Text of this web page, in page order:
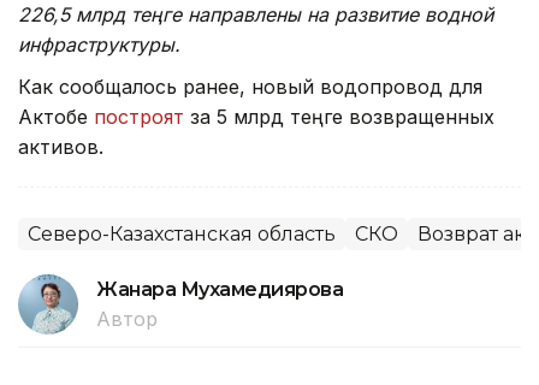
226,5 млрд теңге направлены на развитие водной
инфраструктуры.
Как сообщалось ранее, новый водопровод для
Актобе построят за 5 млрд теңге возвращенных
активов.
Северо-Казахстанская область СКО Возврат
Жанара Мухамедиярова
Автор